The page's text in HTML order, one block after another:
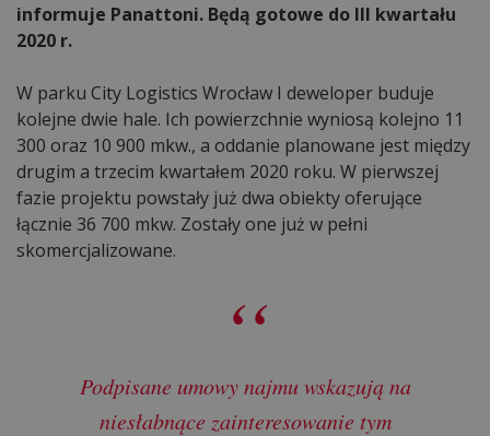
informuje Panattoni. Będą gotowe do III kwartału
2020 r.
W parku City Logistics Wrocław I deweloper buduje
kolejne dwie hale. Ich powierzchnie wyniosą kolejno 11
300 oraz 10 900 mkw., a oddanie planowane jest między
drugim a trzecim kwartałem 2020 roku. W pierwszej
fazie projektu powstały już dwa obiekty oferujące
łącznie 36 700 mkw. Zostały one już w pełni
skomercjalizowane.
Podpisane umowy najmu wskazują na
niesłabnące zainteresowanie tym